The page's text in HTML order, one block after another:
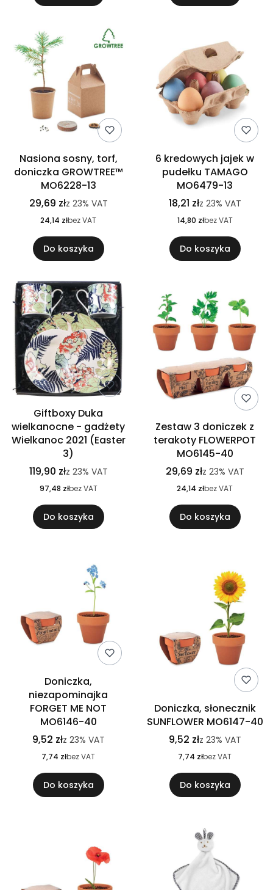
Nasiona sosny, torf,
doniczka GROWTREE™
MO6228-13
29,69 złz 23% VAT
24,14 złbez VAT
Do koszyka
6 kredowych jajek w
pudełku TAMAGO
MO6479-13
18,21 złz 23% VAT
14,80 złbez VAT
Do koszyka
Giftboxy Duka
wielkanocne - gadżety
Wielkanoc 2021 (Easter
3)
119,90 złz 23% VAT
97,48 złbez VAT
Do koszyka
Zestaw 3 doniczek z
terakoty FLOWERPOT
MO6145-40
29,69 złz 23% VAT
24,14 złbez VAT
Do koszyka
Doniczka,
niezapominajka
FORGET ME NOT
MO6146-40
9,52 złz 23% VAT
7,74 złbez VAT
Do koszyka
Doniczka, słonecznik
SUNFLOWER MO6147-40
9,52 złz 23% VAT
7,74 złbez VAT
Do koszyka